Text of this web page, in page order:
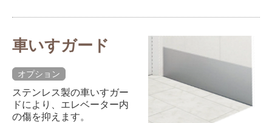
車いすガード
オプション
ステンレス製の車いすガー
ドにより、エレベーター内
の傷を抑えます。